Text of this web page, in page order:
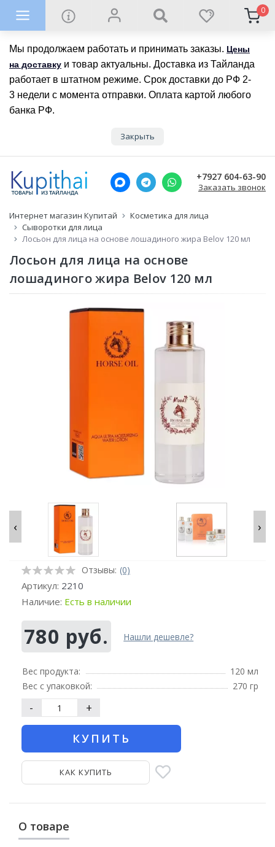
Мы продолжаем работать и принимать заказы. Цены
на доставку и товар актуальны. Доставка из Тайланда
работает в штатном режиме. Срок доставки до РФ 2-
3 недели с момента отправки. Оплата картой любого
банка РФ.
Закрыть
0
+7927 604-63-90
Заказать звонок
Интернет магазин Купитай
Косметика для лица
Сыворотки для лица
Лосьон для лица на основе лошадиного жира Belov 120 мл
Лосьон для лица на основе
лошадиного жира Belov 120 мл
‹ ›
Отзывы: (0)
Артикул: 2210
Наличие: Есть в наличии
780 руб. Нашли дешевле?
Вес продукта:
120 мл
Вес с упаковкой:
270 гр
- +
КУПИТЬ
КАК КУПИТЬ
О товаре